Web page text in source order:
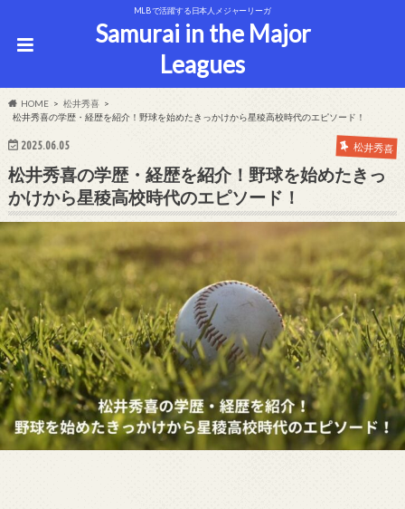
MLBで活躍する日本人メジャーリーガ
Samurai in the Major
Leagues
HOME
松井秀喜
松井秀喜の学歴・経歴を紹介！野球を始めたきっかけから星稜高校時代のエピソード！
2025.06.05 松井秀喜
松井秀喜の学歴・経歴を紹介！野球を始めたきっ
かけから星稜高校時代のエピソード！